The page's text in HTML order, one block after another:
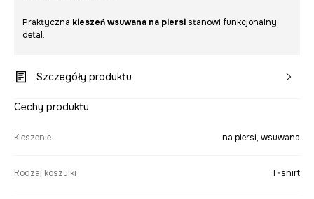
Praktyczna kieszeń wsuwana na piersi stanowi funkcjonalny
detal.
Szczegóły produktu
Cechy produktu
Kieszenie na piersi, wsuwana
Rodzaj koszulki T-shirt